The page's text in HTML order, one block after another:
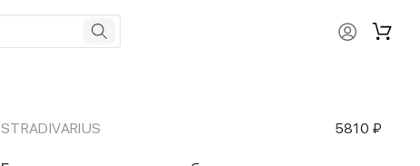
STRADIVARIUS 5810 ₽